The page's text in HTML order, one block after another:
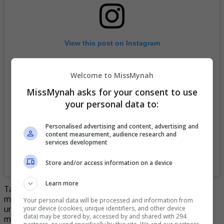
View this post on Instagram
Tambahnya lagi, setelah memperbanyakkan doa ketika
menunaikan umrah pada April lalu, pintu hatinya terbuka
untuk melakukan sesuatu daripada terus berdiam diri dan
membiarkan keluarganya berpecah belah.
Welcome to MissMynah
MissMynah asks for your consent to use
your personal data to:
Personalised advertising and content, advertising and
content measurement, audience research and
services development
Store and/or access information on a device
Learn more
Your personal data will be processed and information from
your device (cookies, unique identifiers, and other device
data) may be stored by, accessed by and shared with 294